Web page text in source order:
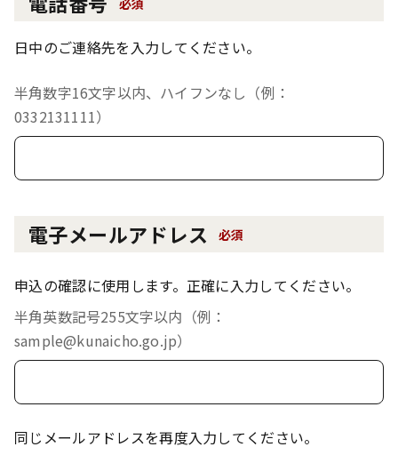
必須
日中のご連絡先を入力してください。
半角数字16文字以内、ハイフンなし（例：
0332131111）
電子メールアドレス 必須
申込の確認に使用します。正確に入力してください。
半角英数記号255文字以内（例：
sample@kunaicho.go.jp）
同じメールアドレスを再度入力してください。